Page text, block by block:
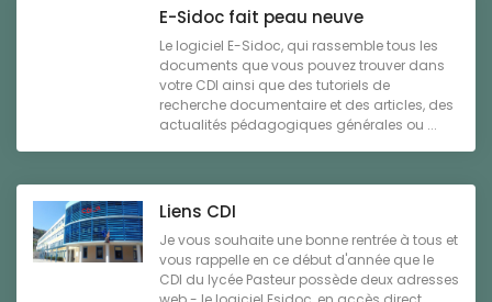
E-Sidoc fait peau neuve
Le logiciel E-Sidoc, qui rassemble tous les
documents que vous pouvez trouver dans
votre CDI ainsi que des tutoriels de
recherche documentaire et des articles, des
actualités pédagogiques générales ou ...
Liens CDI
Je vous souhaite une bonne rentrée à tous et
vous rappelle en ce début d'année que le
CDI du lycée Pasteur possède deux adresses